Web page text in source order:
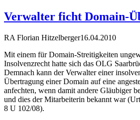
Verwalter ficht Domain-
RA Florian Hitzelberger16.04.2010
Mit einem für Domain-Streitigkeiten
Insolvenzrecht hatte sich das OLG
Demnach kann der Verwalter einer
Übertragung einer Domain auf eine
anfechten, wenn damit andere Gläubiger
und dies der Mitarbeiterin bekannt war
8 U 102/08).